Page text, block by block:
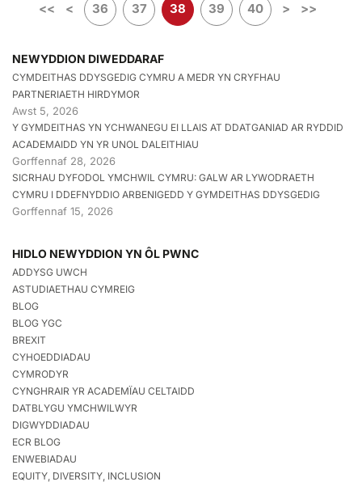
<< < 36 37 38 39 40 > >>
NEWYDDION DIWEDDARAF
CYMDEITHAS DDYSGEDIG CYMRU A MEDR YN CRYFHAU
PARTNERIAETH HIRDYMOR
Awst 5, 2026
Y GYMDEITHAS YN YCHWANEGU EI LLAIS AT DDATGANIAD AR RYDDID
ACADEMAIDD YN YR UNOL DALEITHIAU
Gorffennaf 28, 2026
SICRHAU DYFODOL YMCHWIL CYMRU: GALW AR LYWODRAETH
CYMRU I DDEFNYDDIO ARBENIGEDD Y GYMDEITHAS DDYSGEDIG
Gorffennaf 15, 2026
HIDLO NEWYDDION YN ÔL PWNC
ADDYSG UWCH
ASTUDIAETHAU CYMREIG
BLOG
BLOG YGC
BREXIT
CYHOEDDIADAU
CYMRODYR
CYNGHRAIR YR ACADEMÏAU CELTAIDD
DATBLYGU YMCHWILWYR
DIGWYDDIADAU
ECR BLOG
ENWEBIADAU
EQUITY, DIVERSITY, INCLUSION